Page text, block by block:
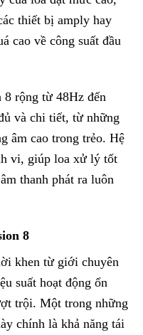
thiết bị amply hay
cao về công suất đầu
8 rộng từ 48Hz đến
và chi tiết, từ những
âm cao trong trẻo. Hệ
vi, giúp loa xử lý tốt
thanh phát ra luôn
8
khen từ giới chuyên
suất hoạt động ổn
trội. Một trong những
chính là khả năng tái